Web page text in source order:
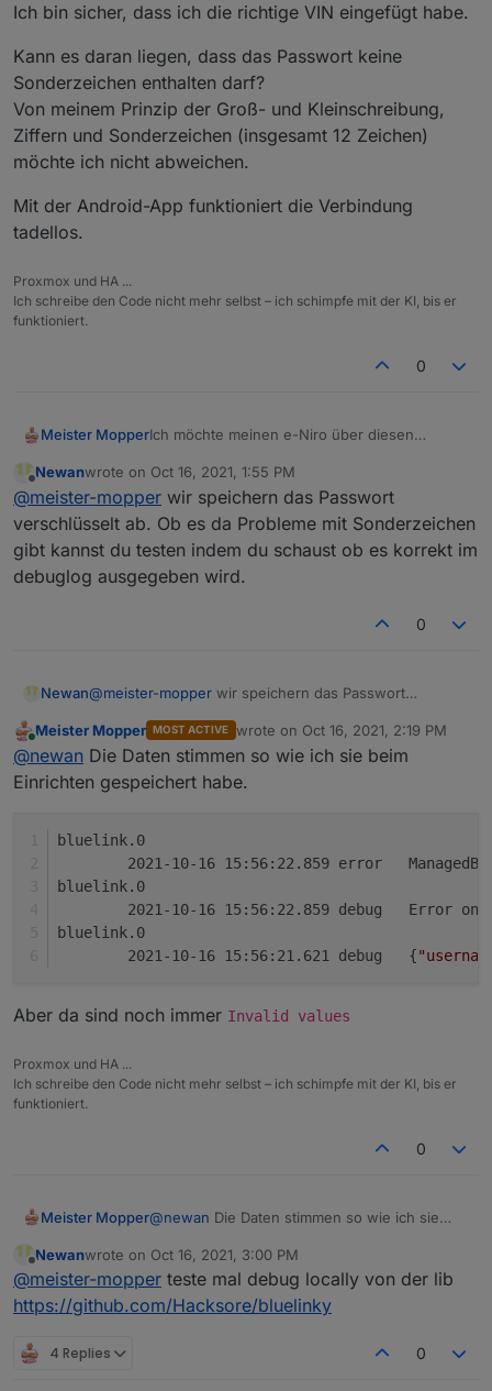
Ich bin sicher, dass ich die richtige VIN eingefügt habe.
Kann es daran liegen, dass das Passwort keine
Sonderzeichen enthalten darf?
Von meinem Prinzip der Groß- und Kleinschreibung,
Ziffern und Sonderzeichen (insgesamt 12 Zeichen)
möchte ich nicht abweichen.
Mit der Android-App funktioniert die Verbindung
tadellos.
Proxmox und HA ...
Ich schreibe den Code nicht mehr selbst – ich schimpfe mit der KI, bis er
funktioniert.
0
Meister MopperIch möchte meinen e-Niro über diesen
Verbindung.
Im log steht:
Ich bin sicher, dass ich die richtige VIN
eingefügt habe.
keine Sonderzeichen enthalten darf?
(insgesamt 12 Zeichen) möchte ich nicht
abweichen.
Offline
Newanwrote on Oct 16, 2021, 1:55 PM
last edited by
@meister-mopper wir speichern das Passwort
verschlüsselt ab. Ob es da Probleme mit Sonderzeichen
gibt kannst du testen indem du schaust ob es korrekt im
debuglog ausgegeben wird.
0
Newan@meister-mopper wir speichern das Passwort
Sonderzeichen gibt kannst du testen indem du schaust
ob es korrekt im debuglog ausgegeben wird.
Online
Meister Mopper MOST ACTIVE wrote on Oct 16, 2021, 2:19 PM
last edited by
@newan Die Daten stimmen so wie ich sie beim
Einrichten gespeichert habe.
bluelink.0
2021-10-16
bluelink.0
2021-10-16 15:56:22.859
bluelink.0
	2021-10-16 15:56:21.621	debug	{
Aber da sind noch immer Invalid values
Proxmox und HA ...
Ich schreibe den Code nicht mehr selbst – ich schimpfe mit der KI, bis er
funktioniert.
0
Meister Mopper@newan Die Daten stimmen so wie ich sie
bluelink.0
2021-10-16 15:56:22.859	error
bluelink.0
Aber da sind noch immer
Offline
Newanwrote on Oct 16, 2021, 3:00 PM
last edited by
@meister-mopper teste mal debug locally von der lib
https://github.com/Hacksore/bluelinky
4 Replies 0